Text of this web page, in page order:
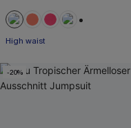
High waist
-20%